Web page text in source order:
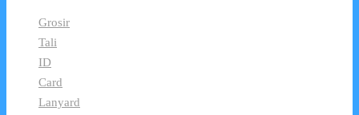
Grosir
Tali
ID
Card
Lanyard